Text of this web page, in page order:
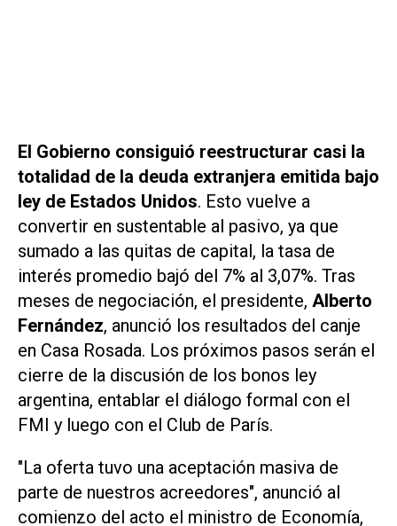
El Gobierno consiguió reestructurar casi la
totalidad de la deuda extranjera emitida bajo
ley de Estados Unidos. Esto vuelve a
convertir en sustentable al pasivo, ya que
sumado a las quitas de capital, la tasa de
interés promedio bajó del 7% al 3,07%. Tras
meses de negociación, el presidente, Alberto
Fernández, anunció los resultados del canje
en Casa Rosada. Los próximos pasos serán el
cierre de la discusión de los bonos ley
argentina, entablar el diálogo formal con el
FMI y luego con el Club de París.
"La oferta tuvo una aceptación masiva de
parte de nuestros acreedores", anunció al
comienzo del acto el ministro de Economía,